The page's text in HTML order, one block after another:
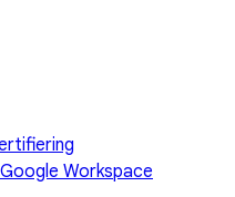
Workspace